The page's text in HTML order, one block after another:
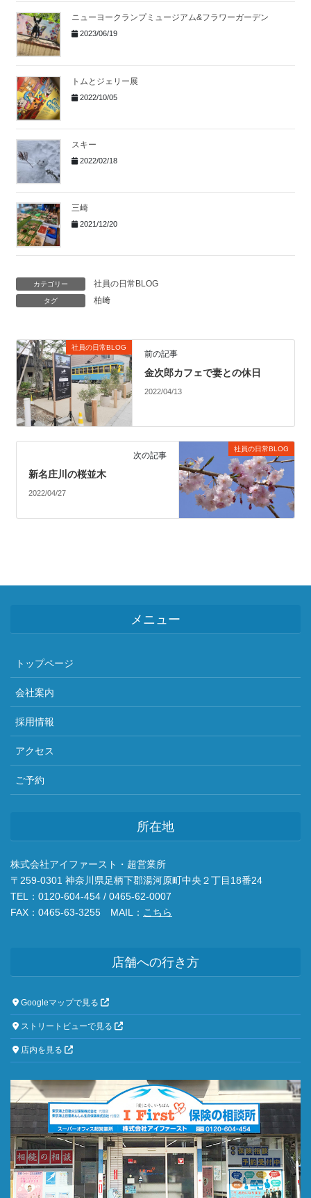
ニューヨークランプミュージアム&フラワーガーデン
2023/06/19
トムとジェリー展
2022/10/05
スキー
2022/02/18
三崎
2021/12/20
カテゴリー 社員の日常BLOG
タグ 柏﨑
社員の日常BLOG
前の記事
金次郎カフェで妻との休日
2022/04/13
社員の日常BLOG
次の記事
新名庄川の桜並木
2022/04/27
メニュー
トップページ
会社案内
採用情報
アクセス
ご予約
所在地
株式会社アイファースト・超営業所
〒259-0301 神奈川県足柄下郡湯河原町中央２丁目18番24
TEL：0120-604-454 / 0465-62-0007
FAX：0465-63-3255 MAIL： こちら
店舗への行き方
Googleマップで見る
ストリートビューで見る
店内を見る